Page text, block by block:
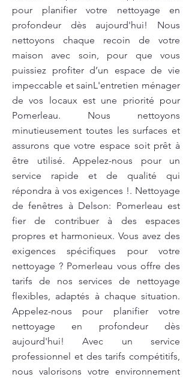
pour planifier votre nettoyage en
profondeur dès aujourd'hui! Nous
nettoyons chaque recoin de votre
maison avec soin, pour que vous
puissiez profiter d’un espace de vie
impeccable et sainL'entretien ménager
de vos locaux est une priorité pour
Pomerleau. Nous nettoyons
minutieusement toutes les surfaces et
assurons que votre espace soit prêt à
être utilisé. Appelez-nous pour un
service rapide et de qualité qui
répondra à vos exigences !. Nettoyage
de fenêtres à Delson: Pomerleau est
fier de contribuer à des espaces
propres et harmonieux. Vous avez des
exigences spécifiques pour votre
nettoyage ? Pomerleau vous offre des
tarifs de nos services de nettoyage
flexibles, adaptés à chaque situation.
Appelez-nous pour planifier votre
nettoyage en profondeur dès
aujourd'hui! Avec un service
professionnel et des tarifs compétitifs,
nous valorisons votre environnement